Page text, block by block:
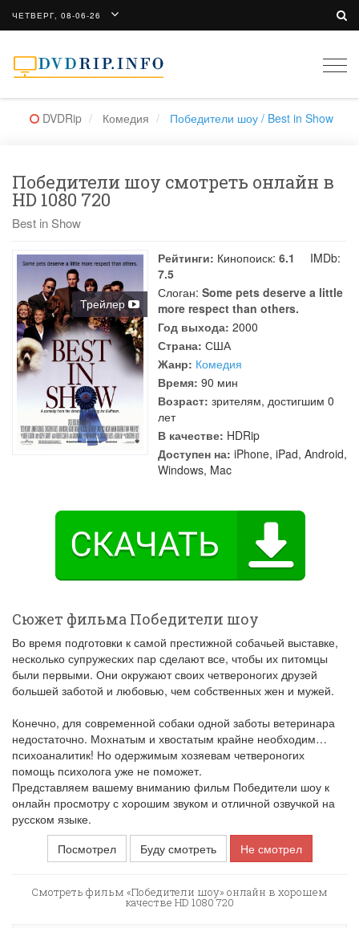
ЧЕТВЕРГ, 08-06-26
DVDRip Комедия Победители шоу / Best in Show
Победители шоу смотреть онлайн в
HD 1080 720
Best in Show
Трейлер
Рейтинги: Кинопоиск: 6.1
IMDb:
7.5
Слоган: Some pets deserve a little
more respect than others.
Год выхода: 2000
Страна: США
Жанр: Комедия
Время: 90 мин
Возраст: зрителям, достигшим 0
лет
В качестве: HDRip
Доступен на: iPhone, iPad, Android,
Windows, Mac
Сюжет фильма Победители шоу
Во время подготовки к самой престижной собачьей выставке,
несколько супружеских пар сделают все, чтобы их питомцы
были первыми. Они окружают своих четвероногих друзей
большей заботой и любовью, чем собственных жен и мужей.
Конечно, для современной собаки одной заботы ветеринара
недостаточно. Мохнатым и хвостатым крайне необходим…
психоаналитик! Но одержимым хозяевам четвероногих
помощь психолога уже не поможет.
Представляем вашему вниманию фильм Победители шоу к
онлайн просмотру с хорошим звуком и отличной озвучкой на
русском языке.
Посмотрел
Буду смотреть Не смотрел
Смотреть фильм «Победители шоу» онлайн в хорошем
качестве HD 1080 720